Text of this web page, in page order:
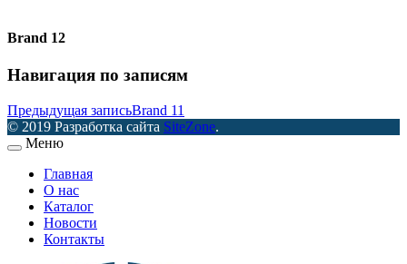
Brand 12
Навигация по записям
Предыдущая записьBrand 11
© 2019 Разработка сайта SiteZone.
Меню
Главная
О нас
Каталог
Новости
Контакты